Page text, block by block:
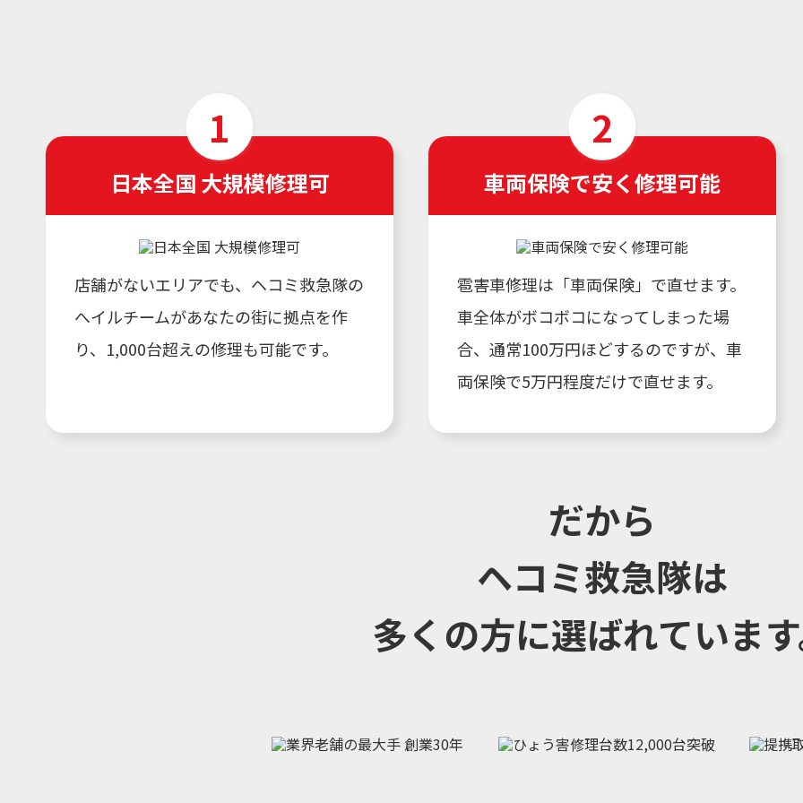
日本全国 大規模修理可
店舗がないエリアでも、ヘコミ救急隊の
へイルチームがあなたの街に拠点を作
り、1,000台超えの修理も可能です。
車両保険で安く修理可能
雹害車修理は「車両保険」で直せます。
車全体がボコボコになってしまった場
合、通常100万円ほどするのですが、車
両保険で5万円程度だけで直せます。
だから
ヘコミ救急隊は
多くの方に選ばれていま